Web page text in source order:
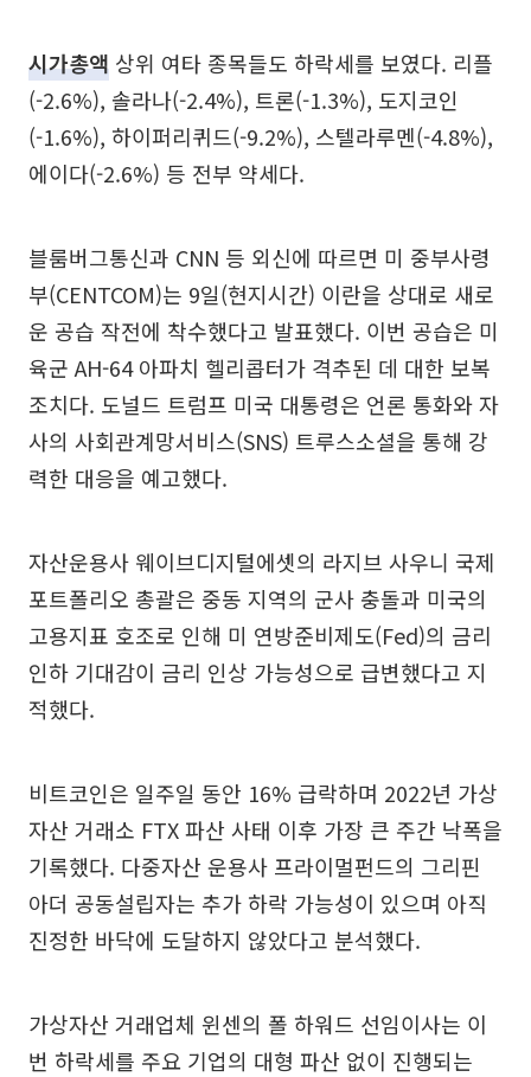
시가총액 상위 여타 종목들도 하락세를 보였다. 리플
(-2.6%), 솔라나(-2.4%), 트론(-1.3%), 도지코인
(-1.6%), 하이퍼리퀴드(-9.2%), 스텔라루멘(-4.8%),
에이다(-2.6%) 등 전부 약세다.
블룸버그통신과 CNN 등 외신에 따르면 미 중부사령
부(CENTCOM)는 9일(현지시간) 이란을 상대로 새로
운 공습 작전에 착수했다고 발표했다. 이번 공습은 미
육군 AH-64 아파치 헬리콥터가 격추된 데 대한 보복
조치다. 도널드 트럼프 미국 대통령은 언론 통화와 자
사의 사회관계망서비스(SNS) 트루스소셜을 통해 강
력한 대응을 예고했다.
자산운용사 웨이브디지털에셋의 라지브 사우니 국제
포트폴리오 총괄은 중동 지역의 군사 충돌과 미국의
고용지표 호조로 인해 미 연방준비제도(Fed)의 금리
인하 기대감이 금리 인상 가능성으로 급변했다고 지
적했다.
비트코인은 일주일 동안 16% 급락하며 2022년 가상
자산 거래소 FTX 파산 사태 이후 가장 큰 주간 낙폭을
기록했다. 다중자산 운용사 프라이멀펀드의 그리핀
아더 공동설립자는 추가 하락 가능성이 있으며 아직
진정한 바닥에 도달하지 않았다고 분석했다.
가상자산 거래업체 윈센의 폴 하워드 선임이사는 이
번 하락세를 주요 기업의 대형 파산 없이 진행되는